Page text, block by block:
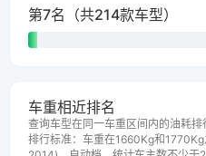
第7名（共214款车型）
车重相近排名
查询车型在同一车重区间内的油耗排
排行标准：车重在1660Kg和